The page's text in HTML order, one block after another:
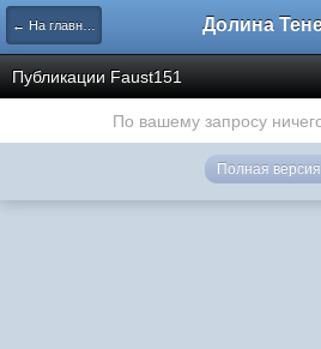
← На главную Долина
Публикации Faust151
По вашему запросу
Полная версия